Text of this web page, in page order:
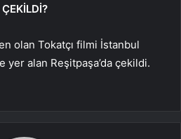
olan Tokatçı filmi İstanbul
yer alan Reşitpaşa’da çekildi.